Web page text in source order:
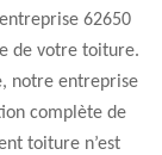
62650
de votre toiture.
notre entreprise
complète de
toiture n’est